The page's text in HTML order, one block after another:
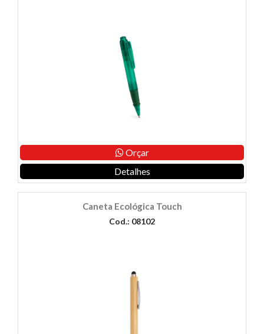
Orçar
Detalhes
Caneta Ecológica Touch
Cod.: 08102